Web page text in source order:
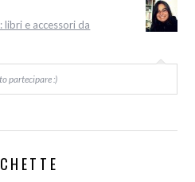
libri e accessori da
partecipare :)